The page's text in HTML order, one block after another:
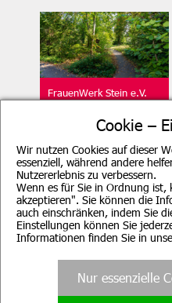
FrauenWerk Stein e.V.
Klinik Sonnenbichl
Aschau
Cookie –
Wir nutzen Cookies auf dieser
essenziell, während andere
Nutzererlebnis zu verbessern.
Wenn es für Sie in Ordnung ist,
akzeptieren". Sie können die
auch einschränken, indem Sie
Einstellungen können Sie
Informationen finden Sie in
Nur essenzielle